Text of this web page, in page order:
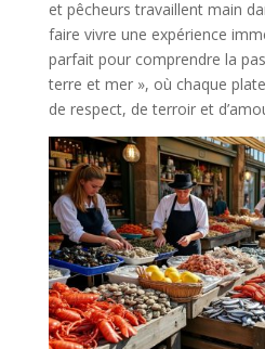
et pêcheurs travaillent main
faire vivre une expérience
parfait pour comprendre la
terre et mer », où chaque
de respect, de terroir et